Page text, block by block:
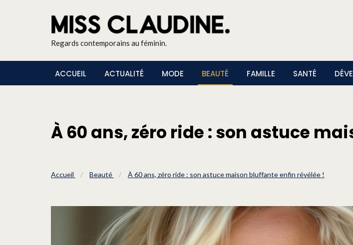
Regards contemporains au féminin.
ACCUEIL ACTUALITÉ MODE BEAUTÉ FAMILLE SANTÉ
À 60 ans, zéro ride : son astuce
Accueil / Beauté / À 60 ans, zéro ride : son astuce maison bluffante enfin révélée !